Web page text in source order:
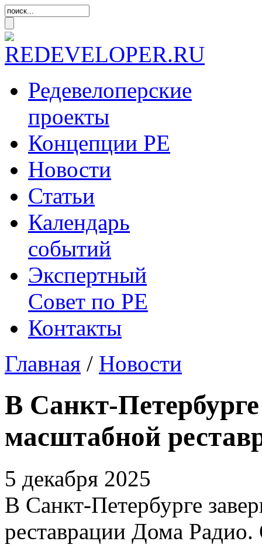
Редевелоперские
проекты
Концепции РЕ
Новости
Статьи
Календарь
событий
Экспертный
Совет по РЕ
Контакты
Главная / Новости
В Санкт-
масштабной
5 декабря 2025
В Санкт-Петербурге
реставрации Дома